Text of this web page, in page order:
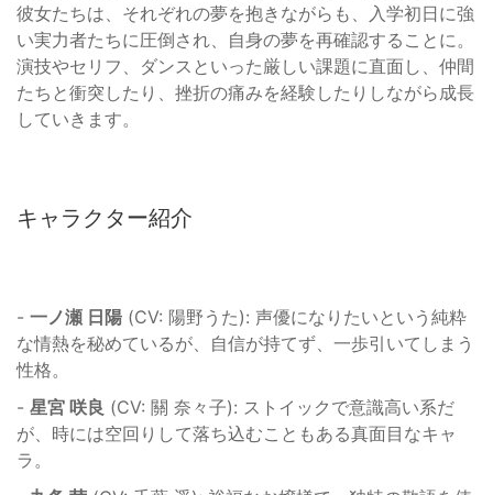
彼女たちは、それぞれの夢を抱きながらも、入学初日に強
い実力者たちに圧倒され、自身の夢を再確認することに。
演技やセリフ、ダンスといった厳しい課題に直面し、仲間
たちと衝突したり、挫折の痛みを経験したりしながら成長
していきます。
キャラクター紹介
- 一ノ瀬 日陽 (CV: 陽野うた): 声優になりたいという純粋
な情熱を秘めているが、自信が持てず、一歩引いてしまう
性格。
- 星宮 咲良 (CV: 關 奈々子): ストイックで意識高い系だ
が、時には空回りして落ち込むこともある真面目なキャ
ラ。